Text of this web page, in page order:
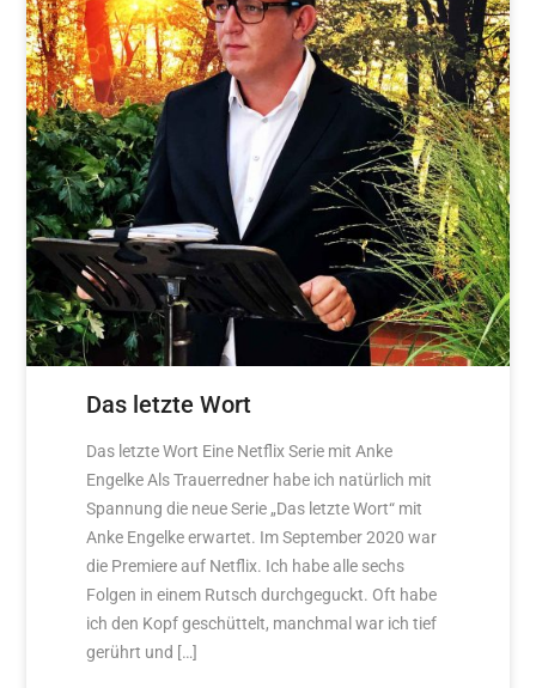
Das letzte Wort
Das letzte Wort Eine Netflix Serie mit Anke
Engelke Als Trauerredner habe ich natürlich mit
Spannung die neue Serie „Das letzte Wort“ mit
Anke Engelke erwartet. Im September 2020 war
die Premiere auf Netflix. Ich habe alle sechs
Folgen in einem Rutsch durchgeguckt. Oft habe
ich den Kopf geschüttelt, manchmal war ich tief
gerührt und […]